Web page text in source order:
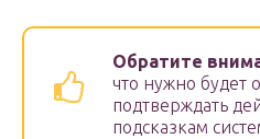
Обратите
что нужно будет
подтверждать
подсказкам